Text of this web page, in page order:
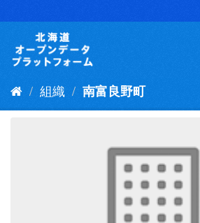
キ
組織 南富良野町